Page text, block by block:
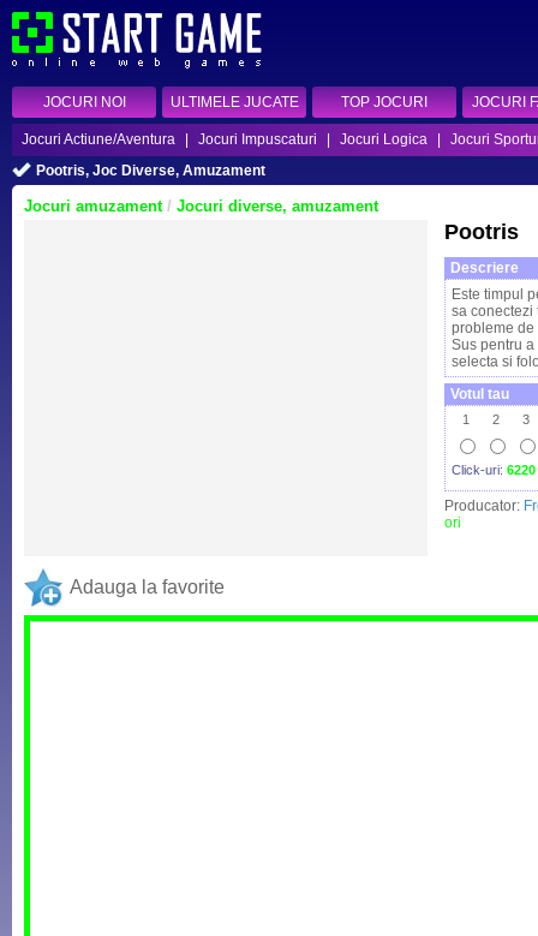
JOCURI NOI ULTIMELE JUCATE TOP JOCURI JOCURI
Jocuri Actiune/Aventura Jocuri Impuscaturi Jocuri Logica
Jocuri
Pootris, Joc Diverse, Amuzament
Jocuri amuzament/ Jocuri diverse, amuzament
Pootris
Descriere
Este timpul
sa conectezi
probleme de
Sus pentru
selecta si
Votul tau
1 2 3
Click-uri: 6220
Producator:
ori
Adauga la favorite